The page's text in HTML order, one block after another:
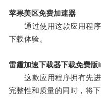
苹果美区免费加速器
通过使用这款应用程序
下载体验。
雷霆加速下载器下载免费版
这款应用程序拥有先进
完整性和质量的同时，将